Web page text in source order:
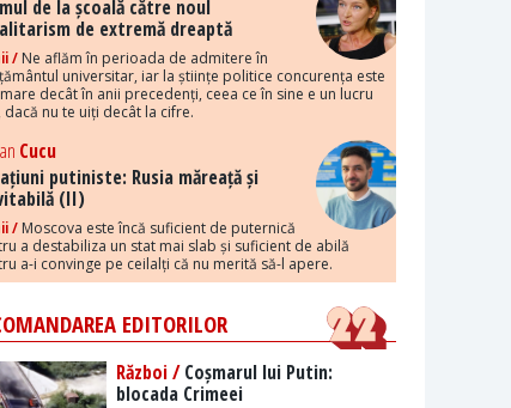
de la școală către noul
de extremă dreaptă
/ Ne aflăm în perioada de admitere în
universitar, iar la științe politice concurența este
decât în anii precedenți, ceea ce în sine e un lucru
dacă nu te uiți decât la cifre.
Cucu
putiniste: Rusia măreață și
(II)
/ Moscova este încă suficient de puternică
a destabiliza un stat mai slab și suficient de abilă
a-i convinge pe ceilalți că nu merită să-l apere.
EDITORILOR
Război /Coșmarul lui Putin:
blocada Crimeei